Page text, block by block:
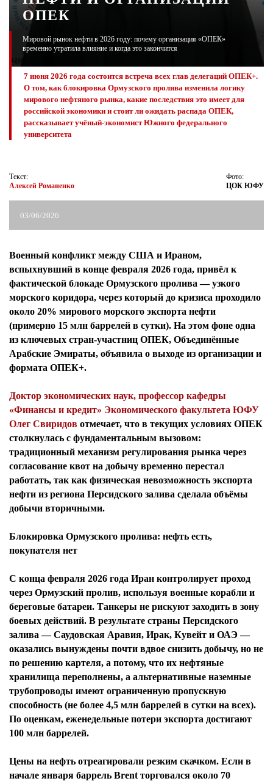
ОПЕК
Мировой рынок нефти в 2026 году: почему организация «ОПЕК»
временно утратила влияние и когда это закончится
7 июня 2026 года состоится встреча всех глав делегаций ОПЕК+.
О том, как блокировка Ормузского пролива изменила логику
мирового нефтяного рынка, какие последствия это имеет для
российской экономики и стоит ли ожидать распада ОПЕК,
рассказывает учёный-экономист Южного федерального
университета
Текст:
Алексей Романенко
Фото:
ЦОК ЮФУ
03/06/2026
Военный конфликт между США и Ираном,
вспыхнувший в конце февраля 2026 года, привёл к
фактической блокаде Ормузского пролива — узкого
морского коридора, через который до кризиса проходило
около 20% мирового морского экспорта нефти
(примерно 15 млн баррелей в сутки). На этом фоне одна
из ключевых стран-участниц ОПЕК, Объединённые
Арабские Эмираты, объявила о выходе из организации и
формата ОПЕК+.
Доктор экономических наук, профессор кафедры
«Финансы и кредит» Экономического факультета ЮФУ
Олег Свиридов отмечает, что в текущих условиях ОПЕК
столкнулась с фундаментальным вызовом:
традиционный механизм регулирования рынка через
согласование квот на добычу временно перестал
работать, так как физическая невозможность экспорта
нефти из региона Персидского залива сделала объёмы
добычи вторичными.
Блокировка Ормузского пролива: нефть есть,
покупателя нет
С конца февраля 2026 года Иран контролирует проход
через Ормузский пролив, используя военные корабли и
береговые батареи. Танкеры не рискуют заходить в зону
боевых действий. В результате страны Персидского
залива — Саудовская Аравия, Ирак, Кувейт и ОАЭ —
оказались вынуждены почти вдвое снизить добычу, но не
по решению картеля, а потому, что их нефтяные
хранилища переполнены, а альтернативные наземные
трубопроводы имеют ограниченную пропускную
способность (не более 4,5 млн баррелей в сутки на всех).
По оценкам, еженедельные потери экспорта достигают
100 млн баррелей.
Цены на нефть отреагировали резким скачком. Если в
начале января баррель Brent торговался около 70